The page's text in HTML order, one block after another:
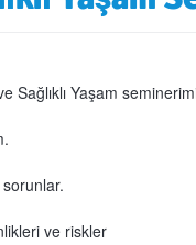
Yaşam
ve riskler